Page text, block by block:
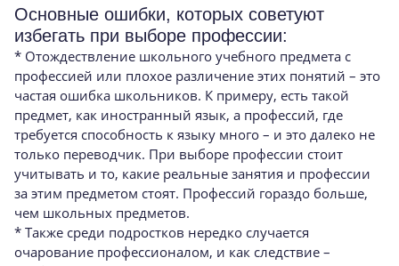
Основные ошибки, которых советуют
избегать при выборе профессии:
* Отождествление школьного учебного предмета с
профессией или плохое различение этих понятий – это
частая ошибка школьников. К примеру, есть такой
предмет, как иностранный язык, а профессий, где
требуется способность к языку много – и это далеко не
только переводчик. При выборе профессии стоит
учитывать и то, какие реальные занятия и профессии
за этим предметом стоят. Профессий гораздо больше,
чем школьных предметов.
* Также среди подростков нередко случается
очарование профессионалом, и как следствие –